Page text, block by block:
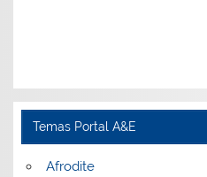
Temas Portal A&E
Afrodite